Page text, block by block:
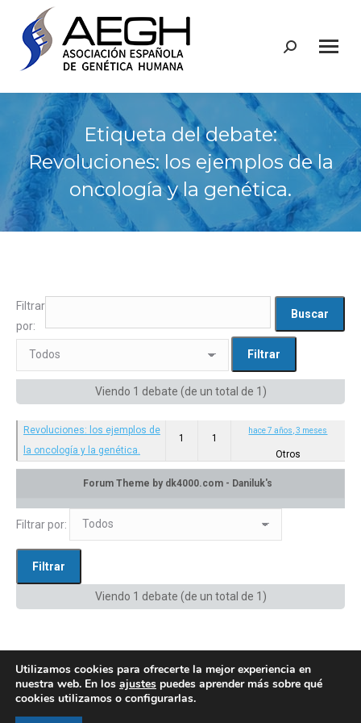
Buscar:
Etiqueta del debate:
Revoluciones: los ejemplos de la
oncología y la genética.
Filtrar
por:
Viendo 1 debate (de un total de 1)
Revoluciones: los ejemplos de
la oncología y la genética.
1 1
hace 7 años, 3 meses
Otros
Filtrar por:
Viendo 1 debate (de un total de 1)
Utilizamos cookies para ofrecerte la mejor experiencia en
nuestra web. En los ajustes puedes aprender más sobre qué
cookies utilizamos o configurarlas.